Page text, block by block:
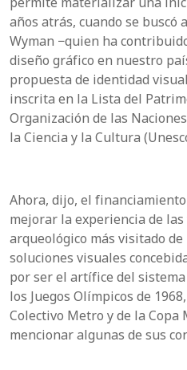
años atrás, cuando se buscó
Wyman −quien ha
diseño gráfico en nuestro
propuesta de identidad
inscrita en la Lista del
Organización de las
la Ciencia y la Cultura
Ahora, dijo, el
mejorar la experiencia de
arqueológico más visitado
soluciones visuales
por ser el artífice del
los Juegos Olímpicos de
Colectivo Metro y de la Copa
mencionar algunas de sus